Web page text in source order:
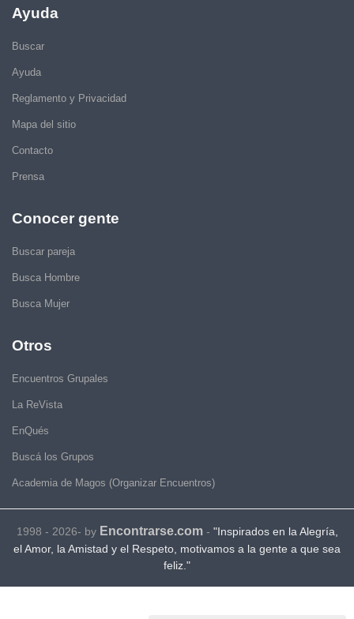
Ayuda
Buscar
Ayuda
Reglamento y Privacidad
Mapa del sitio
Contacto
Prensa
Conocer gente
Buscar pareja
Busca Hombre
Busca Mujer
Otros
Encuentros Grupales
La ReVista
EnQués
Buscá los Grupos
Academia de Magos (Organizar Encuentros)
1998 - 2026- by Encontrarse.com- "Inspirados en la Alegría,
el Amor, la Amistad y el Respeto, motivamos a la gente a que sea
feliz."